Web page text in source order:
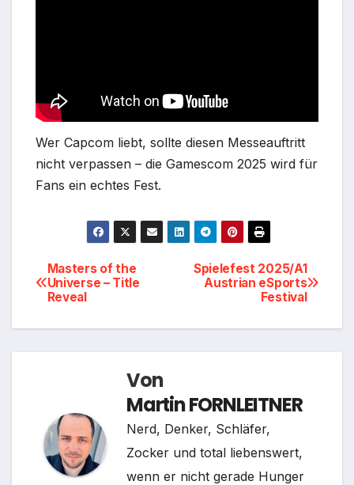
Wer Capcom liebt, sollte diesen Messeauftritt
nicht verpassen – die Gamescom 2025 wird für
Fans ein echtes Fest.
Beitragsnavigation
Spielefest 2025/A1
Austrian eSports
Festival
Masters of the
Universe – Title
Reveal
Von
Martin FORNLEITNER
Nerd, Denker, Schläfer,
Zocker und total liebenswert,
wenn er nicht gerade Hunger